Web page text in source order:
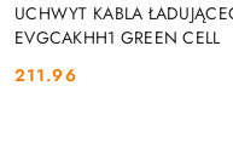
UCHWYT KABLA
EVGCAKHH1 GREEN CELL
Cena:
211.96